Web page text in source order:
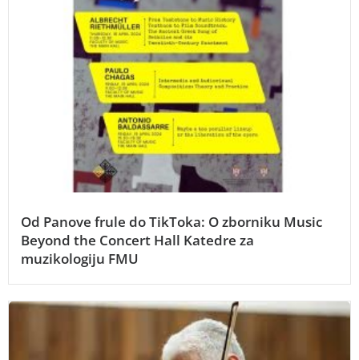
Od Panove frule do TikToka: O zborniku Music
Beyond the Concert Hall Katedre za
muzikologiju FMU